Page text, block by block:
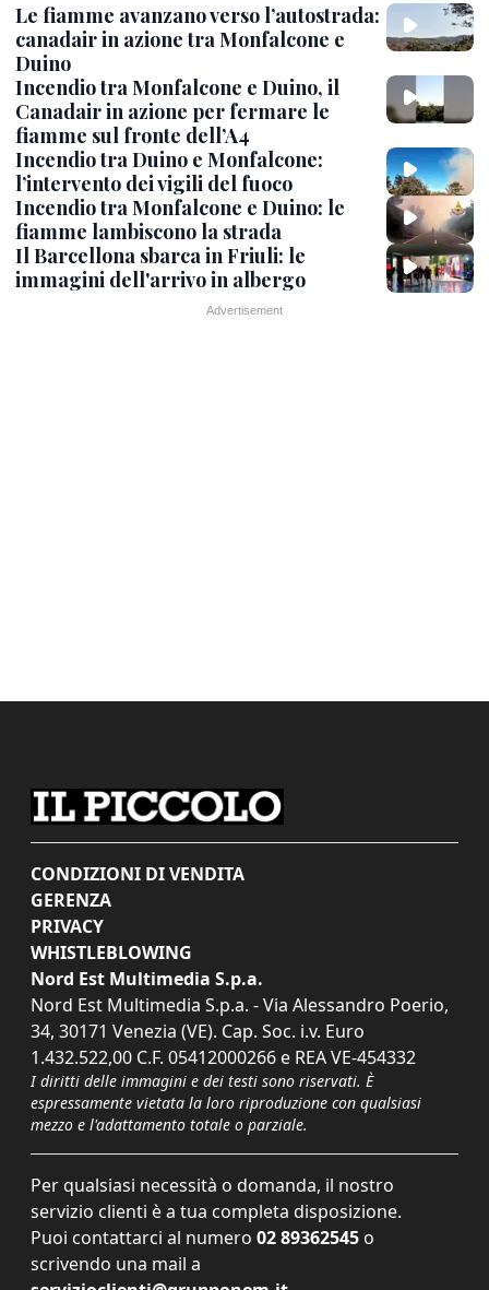
Le fiamme avanzano verso l’autostrada:
canadair in azione tra Monfalcone e
Duino
Incendio tra Monfalcone e Duino, il
Canadair in azione per fermare le
fiamme sul fronte dell’A4
Incendio tra Duino e Monfalcone:
l’intervento dei vigili del fuoco
Incendio tra Monfalcone e Duino: le
fiamme lambiscono la strada
Il Barcellona sbarca in Friuli: le
immagini dell'arrivo in albergo
CONDIZIONI DI VENDITA
GERENZA
PRIVACY
WHISTLEBLOWING
Nord Est Multimedia S.p.a.
Nord Est Multimedia S.p.a. - Via Alessandro Poerio,
34, 30171 Venezia (VE). Cap. Soc. i.v. Euro
1.432.522,00 C.F. 05412000266 e REA VE-454332
I diritti delle immagini e dei testi sono riservati. È
espressamente vietata la loro riproduzione con qualsiasi
mezzo e l'adattamento totale o parziale.
Per qualsiasi necessità o domanda, il nostro
servizio clienti è a tua completa disposizione.
Puoi contattarci al numero 02 89362545 o
scrivendo una mail a